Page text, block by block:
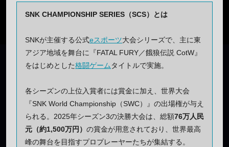
SNK CHAMPIONSHIP SERIES（SCS）とは
SNKが主催する公式eスポーツ大会シリーズで、主に東
アジア地域を舞台に『FATAL FURY／餓狼伝説 CotW』
をはじめとした格闘ゲーム タイトルで実施。
各シーズンの上位入賞者には賞金に加え、世界大会
『SNK World Championship（SWC）』の出場権が与え
られる。2025年シーズン3の決勝大会は、総額76万人民
元（約1,500万円） の賞金が用意されており、世界最高
峰の舞台を目指すプロプレーヤーたちが集結する。